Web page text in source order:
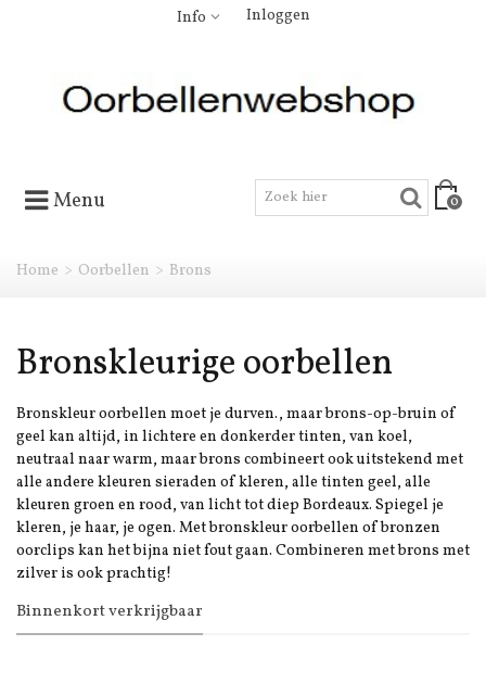
Info Inloggen
Menu 0
Home > Oorbellen > Brons
Bronskleurige oorbellen
Bronskleur oorbellen moet je durven., maar brons-op-bruin of
geel kan altijd, in lichtere en donkerder tinten, van koel,
neutraal naar warm, maar brons combineert ook uitstekend met
alle andere kleuren sieraden of kleren, alle tinten geel, alle
kleuren groen en rood, van licht tot diep Bordeaux. Spiegel je
kleren, je haar, je ogen. Met bronskleur oorbellen of bronzen
oorclips kan het bijna niet fout gaan. Combineren met brons met
zilver is ook prachtig!
Binnenkort verkrijgbaar